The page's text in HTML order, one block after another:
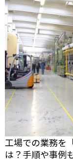
工場での業務を
は？手順や事例